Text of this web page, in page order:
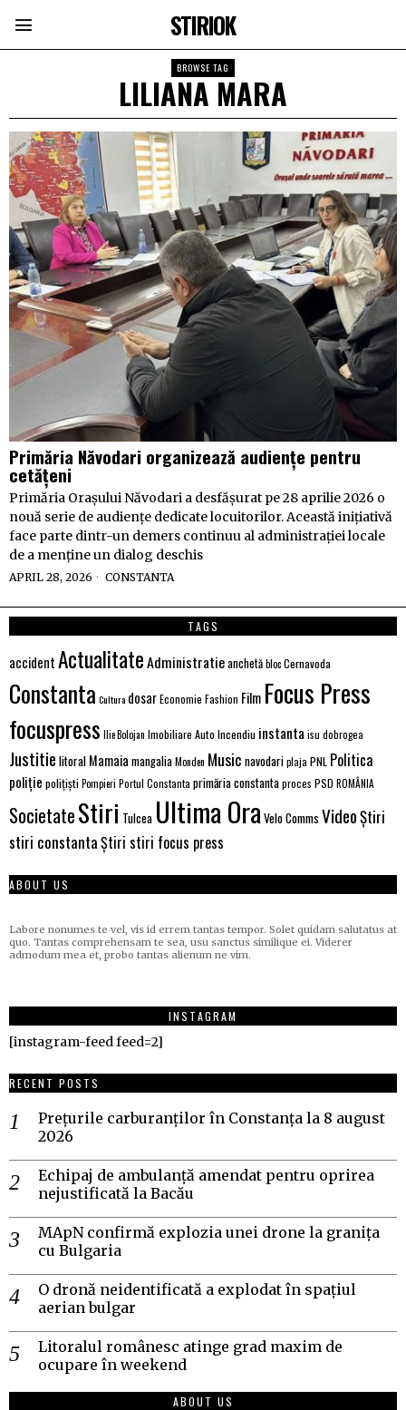
STIRIOK
BROWSE TAG
LILIANA MARA
Primăria Năvodari organizează audiențe pentru
cetățeni
Primăria Orașului Năvodari a desfășurat pe 28 aprilie 2026 o
nouă serie de audiențe dedicate locuitorilor. Această inițiativă
face parte dintr-un demers continuu al administrației locale
de a menține un dialog deschis
APRIL 28, 2026 CONSTANTA
TAGS
accidentActualitateAdministratieanchetăblocCernavoda
Constanta Cultura dosarEconomie Fashion Film Focus Press
focuspress Ilie Bolojan Imobiliare Auto Incendiu instanta isu dobrogea
Justitie litoral Mamaia mangaliaMonden Music navodariplaja PNL Politica
poliție polițiști Pompieri Portul Constanta primăria constantaproces PSD ROMÂNIA
SocietateStiri Tulcea Ultima Ora Velo Comms VideoȘtiri
stiri constantaȘtiri stiri focus press
ABOUT US
Labore nonumes te vel, vis id errem tantas tempor. Solet quidam salutatus at
quo. Tantas comprehensam te sea, usu sanctus similique ei. Viderer
admodum mea et, probo tantas alienum ne vim.
INSTAGRAM
[instagram-feed feed=2]
RECENT POSTS
Prețurile carburanților în Constanța la 8 august
2026
Echipaj de ambulanță amendat pentru oprirea
nejustificată la Bacău
MApN confirmă explozia unei drone la granița
cu Bulgaria
O dronă neidentificată a explodat în spațiul
aerian bulgar
Litoralul românesc atinge grad maxim de
ocupare în weekend
ABOUT US